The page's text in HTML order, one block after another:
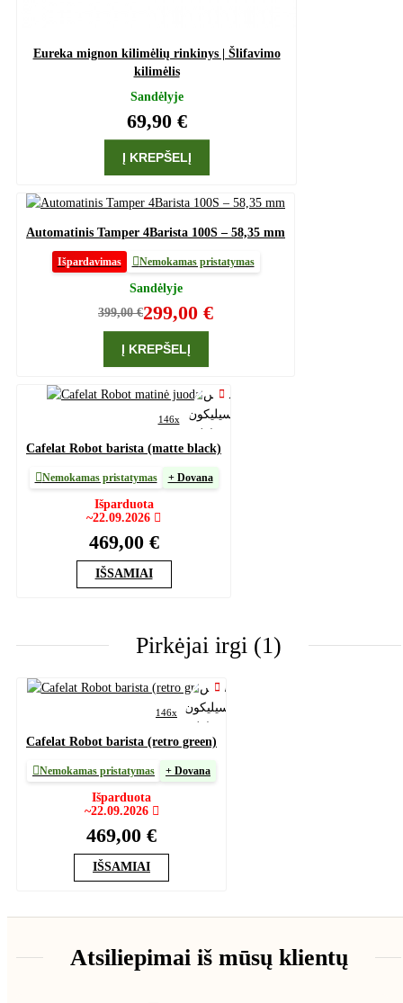
Eureka mignon kilimėlių rinkinys | Šlifavimo
kilimėlis
Sandėlyje
69,90 €
Į KREPŠELĮ
Automatinis Tamper 4Barista 100S – 58,35 mm
Išpardavimas Nemokamas pristatymas
Sandėlyje
399,00 €299,00 €
Į KREPŠELĮ
146x
Cafelat Robot barista (matte black)
Nemokamas pristatymas + Dovana
Išparduota
~22.09.2026
469,00 €
IŠSAMIAI
Pirkėjai irgi (1)
146x
Cafelat Robot barista (retro green)
Nemokamas pristatymas + Dovana
Išparduota
~22.09.2026
469,00 €
IŠSAMIAI
Atsiliepimai iš mūsų klientų